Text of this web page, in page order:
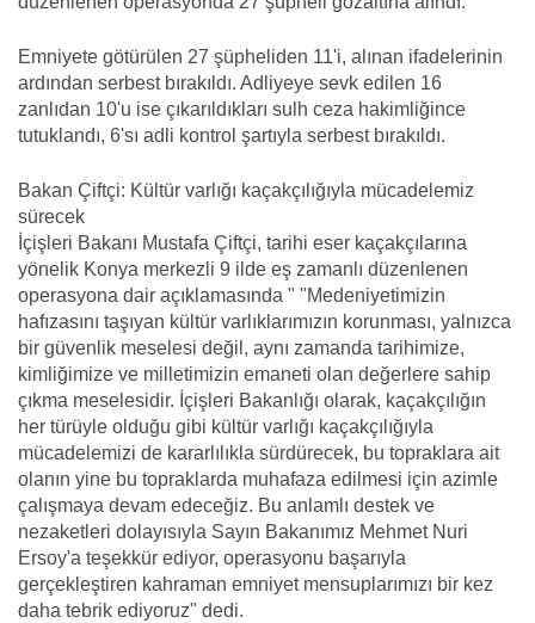
Emniyete götürülen 27 şüpheliden 11'i, alınan ifadelerinin
ardından serbest bırakıldı. Adliyeye sevk edilen 16
zanlıdan 10'u ise çıkarıldıkları sulh ceza hakimliğince
tutuklandı, 6'sı adli kontrol şartıyla serbest bırakıldı.
Bakan Çiftçi: Kültür varlığı kaçakçılığıyla mücadelemiz
sürecek
İçişleri Bakanı Mustafa Çiftçi, tarihi eser kaçakçılarına
yönelik Konya merkezli 9 ilde eş zamanlı düzenlenen
operasyona dair açıklamasında " "Medeniyetimizin
hafızasını taşıyan kültür varlıklarımızın korunması, yalnızca
bir güvenlik meselesi değil, aynı zamanda tarihimize,
kimliğimize ve milletimizin emaneti olan değerlere sahip
çıkma meselesidir. İçişleri Bakanlığı olarak, kaçakçılığın
her türüyle olduğu gibi kültür varlığı kaçakçılığıyla
mücadelemizi de kararlılıkla sürdürecek, bu topraklara ait
olanın yine bu topraklarda muhafaza edilmesi için azimle
çalışmaya devam edeceğiz. Bu anlamlı destek ve
nezaketleri dolayısıyla Sayın Bakanımız Mehmet Nuri
Ersoy'a teşekkür ediyor, operasyonu başarıyla
gerçekleştiren kahraman emniyet mensuplarımızı bir kez
daha tebrik ediyoruz" dedi.